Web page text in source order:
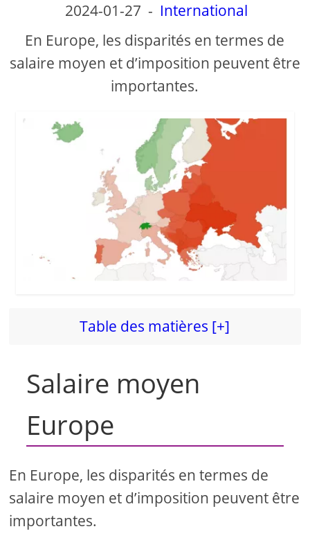
d
e
2024-01-27 - International
En Europe, les disparités en termes de
salaire moyen et d’imposition peuvent être
importantes.
Table des matières [+]
Salaire moyen
Europe
En Europe, les disparités en termes de
salaire moyen et d’imposition peuvent être
importantes.